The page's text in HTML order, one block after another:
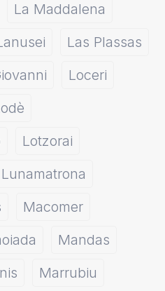
La Maddalena
Las Plassas
Loceri
Lotzorai
Lunamatrona
Macomer
Mandas
Marrubiu